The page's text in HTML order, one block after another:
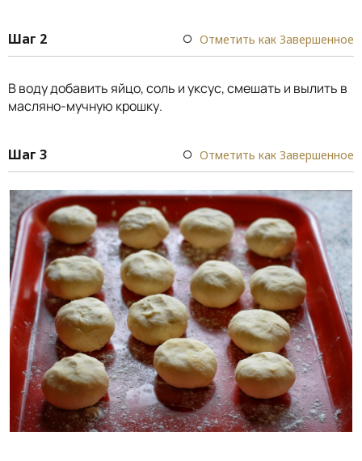
Шаг 2 Отметить как Завершенное
В воду добавить яйцо, соль и уксус, смешать и вылить в
масляно-мучную крошку.
Шаг 3 Отметить как Завершенное